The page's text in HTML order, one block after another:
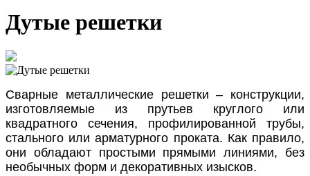
Дутые решетки
Сварные металлические решетки – конструкции,
изготовляемые из прутьев круглого или
квадратного сечения, профилированной трубы,
стального или арматурного проката. Как правило,
они обладают простыми прямыми линиями, без
необычных форм и декоративных изысков.